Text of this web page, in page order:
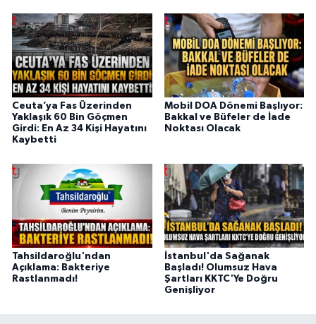
Ceuta’ya Fas Üzerinden
Yaklaşık 60 Bin Göçmen
Girdi: En Az 34 Kişi Hayatını
Kaybetti
Mobil DOA Dönemi Başlıyor:
Bakkal ve Büfeler de İade
Noktası Olacak
Tahsildaroğlu'ndan
Açıklama: Bakteriye
Rastlanmadı!
İstanbul'da Sağanak
Başladı! Olumsuz Hava
Şartları KKTC'Ye Doğru
Genişliyor